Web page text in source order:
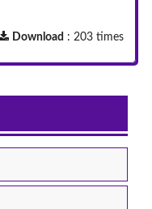
Download : 203 times